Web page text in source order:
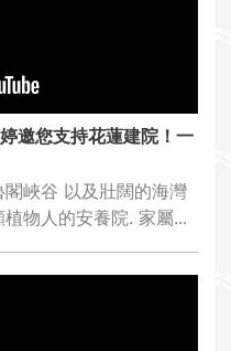
邀您支持花蓮建院！一
峽谷 以及壯闊的海灣
物人的安養院. 家屬...